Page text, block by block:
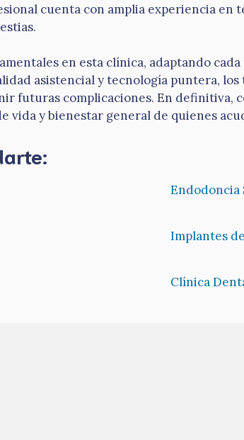
cuenta con amplia experiencia
en esta clínica, adaptando
asistencial y tecnología puntera,
futuras complicaciones. En
y bienestar general de quienes
Endodoncia
Implantes
Clínica